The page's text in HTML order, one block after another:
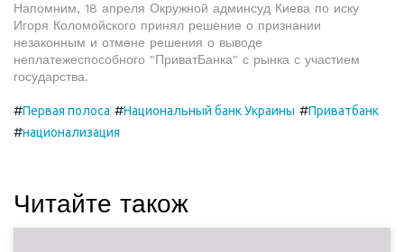
Напомним, 18 апреля Окружной админсуд Киева по иску
Игоря Коломойского принял решение о признании
незаконным и отмене решения о выводе
неплатежеспособного "ПриватБанка" с рынка с участием
государства.
#Первая полоса #Национальный банк Украины #Приватбанк
#национализация
Читайте також